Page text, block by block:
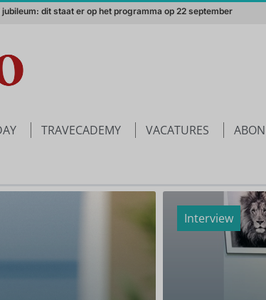
in de winter? Een absolute aanrader!
TRAVECADEMY VACATURES
Interview